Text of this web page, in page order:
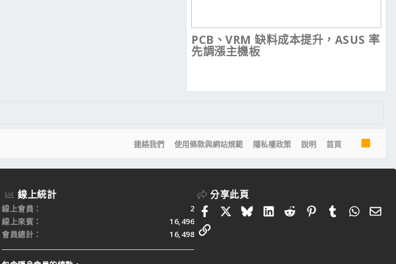
PCB、VRM 缺料成本提升，ASUS 率
先調漲主機板
連絡我們 使用條款與網站規範 隱私權政策 說明 首頁
S
線上統計
線上會員
2
線上來賓
16,496
會員總計
16,498
分享此頁
FacebookBlueskyLinkedIn
RedditPinterestTumblr 電
連結